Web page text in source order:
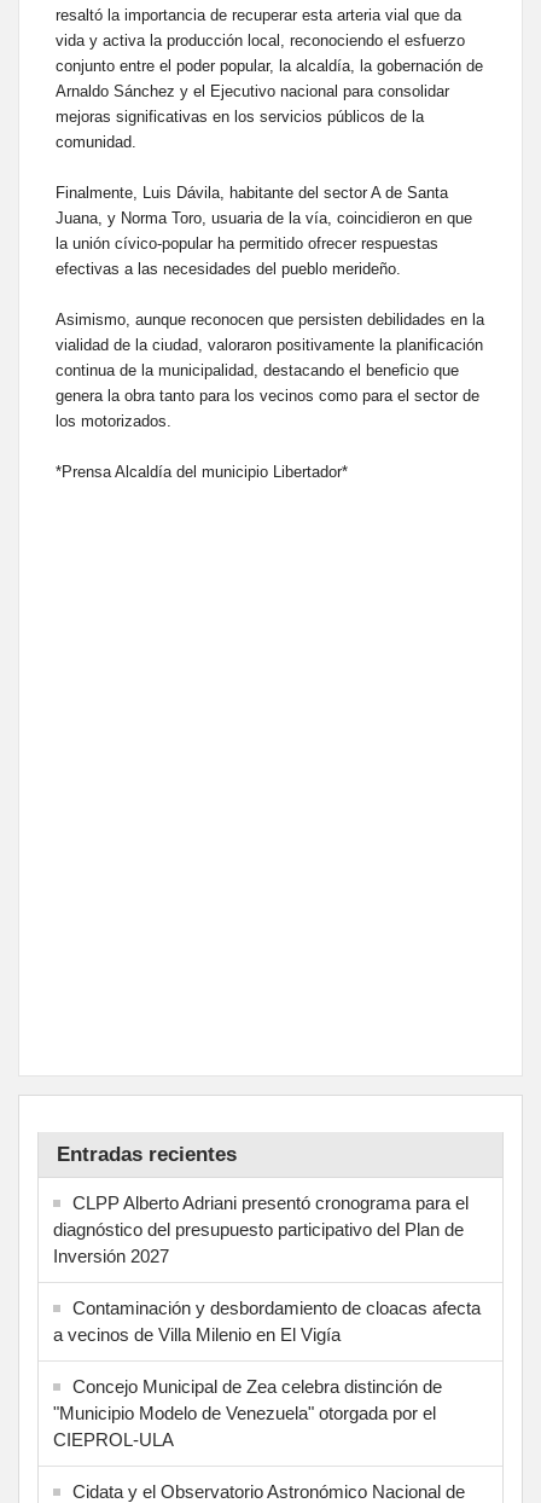
resaltó la importancia de recuperar esta arteria vial que da
vida y activa la producción local, reconociendo el esfuerzo
conjunto entre el poder popular, la alcaldía, la gobernación de
Arnaldo Sánchez y el Ejecutivo nacional para consolidar
mejoras significativas en los servicios públicos de la
comunidad.
Finalmente, Luis Dávila, habitante del sector A de Santa
Juana, y Norma Toro, usuaria de la vía, coincidieron en que
la unión cívico-popular ha permitido ofrecer respuestas
efectivas a las necesidades del pueblo merideño.
Asimismo, aunque reconocen que persisten debilidades en la
vialidad de la ciudad, valoraron positivamente la planificación
continua de la municipalidad, destacando el beneficio que
genera la obra tanto para los vecinos como para el sector de
los motorizados.
*Prensa Alcaldía del municipio Libertador*
Entradas recientes
CLPP Alberto Adriani presentó cronograma para el
diagnóstico del presupuesto participativo del Plan de
Inversión 2027
Contaminación y desbordamiento de cloacas afecta
a vecinos de Villa Milenio en El Vigía
Concejo Municipal de Zea celebra distinción de
"Municipio Modelo de Venezuela" otorgada por el
CIEPROL-ULA
Cidata y el Observatorio Astronómico Nacional de